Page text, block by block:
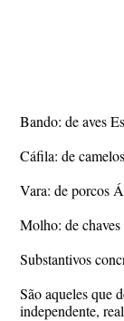
Bando: de aves
Cáfila: de
Vara: de porcos
Molho: de
Substantivos
São aqueles que
independente,